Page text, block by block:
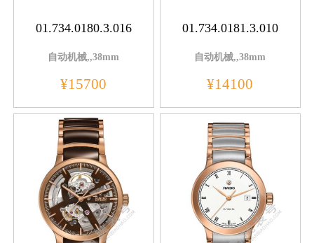
01.734.0180.3.016
自动机械,,38mm
¥15700
01.734.0181.3.010
自动机械,,38mm
¥14100